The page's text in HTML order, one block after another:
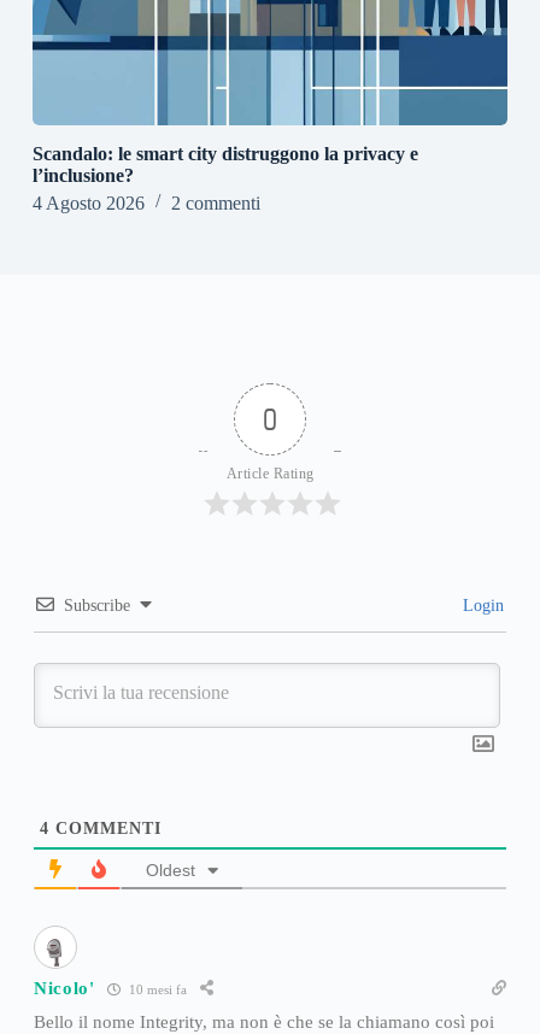
Scandalo: le smart city distruggono la privacy e
l’inclusione?
4 Agosto 2026
2 commenti
0
Article Rating
Subscribe Login
4 COMMENTI
Oldest
Nicolo' 10 mesi fa
Bello il nome Integrity, ma non è che se la chiamano così poi